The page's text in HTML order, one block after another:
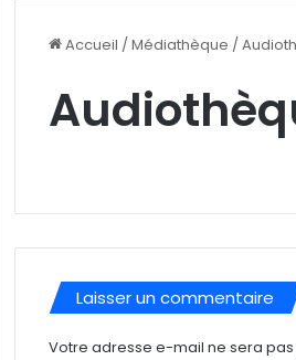
Accueil /Médiathèque /
Laisser un commentaire
Votre adresse e-mail ne sera